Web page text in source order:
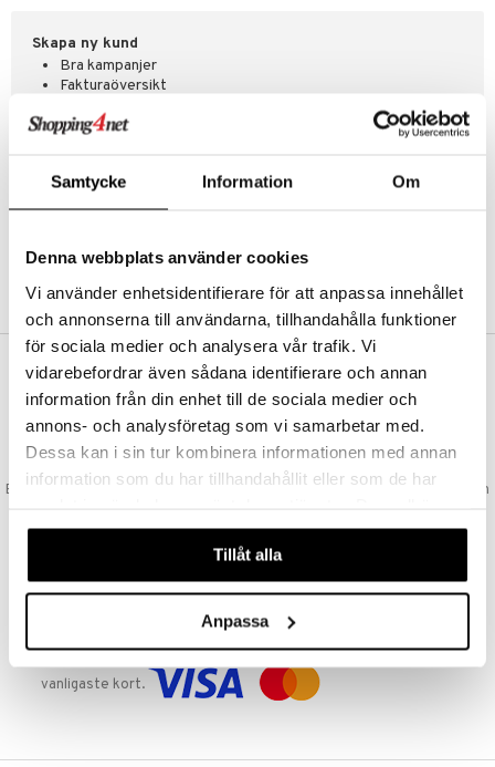
Samtycke Information Om
Denna webbplats använder cookies
Vi använder enhetsidentifierare för att anpassa innehållet
och annonserna till användarna, tillhandahålla funktioner
för sociala medier och analysera vår trafik. Vi
vidarebefordrar även sådana identifierare och annan
information från din enhet till de sociala medier och
annons- och analysföretag som vi samarbetar med.
Dessa kan i sin tur kombinera informationen med annan
information som du har tillhandahållit eller som de har
våra cookies vid fortsatt användande av vår webbplats.
Tillåt alla
Anpassa
Skapa ny kund
Bra kampanjer
Fakturaöversikt
Abonnemang
Önskelistor
SKAPA KUND
VAD KOSTAR FRAKTEN?
Vi erbjuder fri frakt från 350 kr. Vår gräns för fraktfri leverans bestäms
utifån vilken avdelning du handlar från. Läs mer här »
SNABBA LEVERANSER
Beställningar lagda före 14:00 (gäller varor i lager) skickas normalt ut från
GODKÄND AV LÄKEMEDELSVERKET
Läkemedelsverket gällande försäljning av läkemedel.
TRYGGA KÖP
Handla tryggt & säkert via faktura, delbetalning eller marknadens
vanligaste kort.